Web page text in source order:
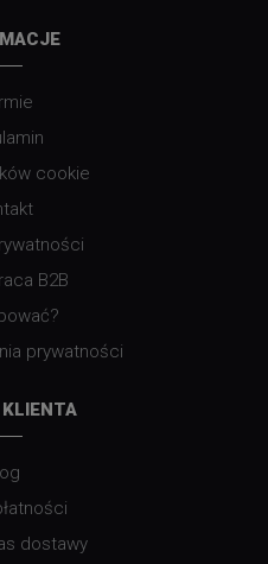
cookie
B2B
prywatności
dostawy